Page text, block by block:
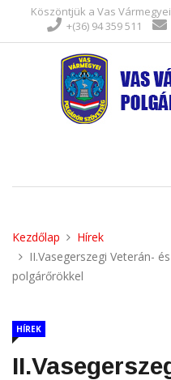
Köszöntjük a Vas
+(36) 94 359 511
Kezdőlap
Hírek
II.Vasegerszegi Veterán-
polgárőrökkel
HÍREK